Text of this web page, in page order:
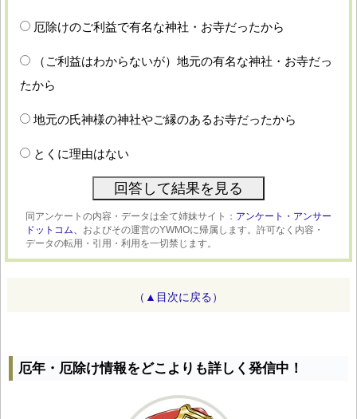
厄除けのご利益で有名な神社・お寺だったから
（ご利益はわからないが）地元の有名な神社・お寺だっ
たから
地元の氏神様の神社やご縁のあるお寺だったから
とくに理由はない
同アンケートの内容・データは全て姉妹サイト： アンケート・アンサー
ドットコム、 およびその運営のYWMOに帰属します。許可なく内容・
データの転用・引用・利用を一切禁じます。
（▲目次に戻る）
厄年・厄除け情報をどこよりも詳しく発信中！